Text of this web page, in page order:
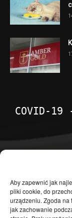
Aby zapewnić jak
pliki cookie, do
urządzeniu. Zgoda na
jak zachowanie
COVID-19
Temat dnia
Publicystyka
Polityka